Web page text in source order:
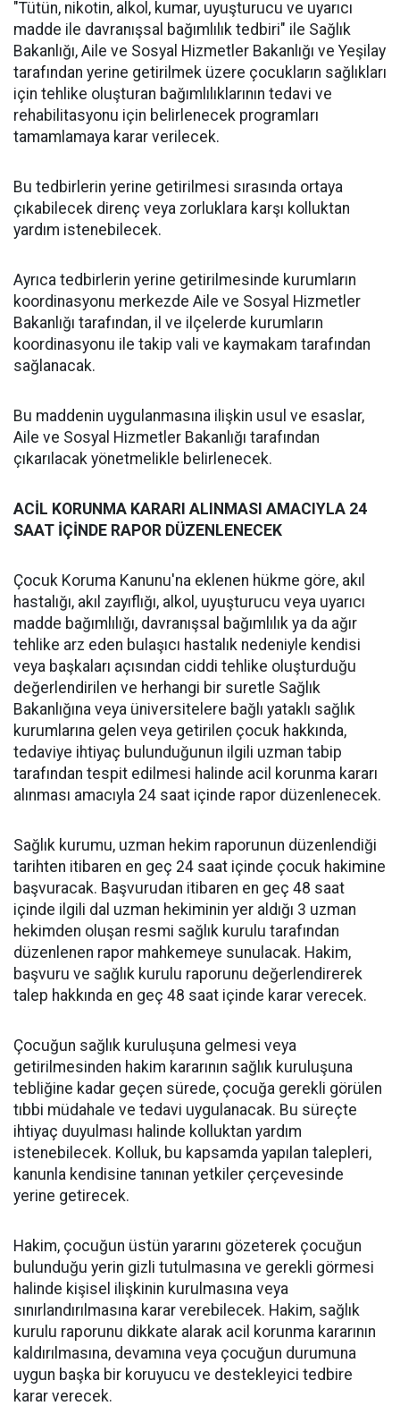
"Tütün, nikotin, alkol, kumar, uyuşturucu ve uyarıcı
madde ile davranışsal bağımlılık tedbiri" ile Sağlık
Bakanlığı, Aile ve Sosyal Hizmetler Bakanlığı ve Yeşilay
tarafından yerine getirilmek üzere çocukların sağlıkları
için tehlike oluşturan bağımlılıklarının tedavi ve
rehabilitasyonu için belirlenecek programları
tamamlamaya karar verilecek.
Bu tedbirlerin yerine getirilmesi sırasında ortaya
çıkabilecek direnç veya zorluklara karşı kolluktan
yardım istenebilecek.
Ayrıca tedbirlerin yerine getirilmesinde kurumların
koordinasyonu merkezde Aile ve Sosyal Hizmetler
Bakanlığı tarafından, il ve ilçelerde kurumların
koordinasyonu ile takip vali ve kaymakam tarafından
sağlanacak.
Bu maddenin uygulanmasına ilişkin usul ve esaslar,
Aile ve Sosyal Hizmetler Bakanlığı tarafından
çıkarılacak yönetmelikle belirlenecek.
ACİL KORUNMA KARARI ALINMASI AMACIYLA 24
SAAT İÇİNDE RAPOR DÜZENLENECEK
Çocuk Koruma Kanunu'na eklenen hükme göre, akıl
hastalığı, akıl zayıflığı, alkol, uyuşturucu veya uyarıcı
madde bağımlılığı, davranışsal bağımlılık ya da ağır
tehlike arz eden bulaşıcı hastalık nedeniyle kendisi
veya başkaları açısından ciddi tehlike oluşturduğu
değerlendirilen ve herhangi bir suretle Sağlık
Bakanlığına veya üniversitelere bağlı yataklı sağlık
kurumlarına gelen veya getirilen çocuk hakkında,
tedaviye ihtiyaç bulunduğunun ilgili uzman tabip
tarafından tespit edilmesi halinde acil korunma kararı
alınması amacıyla 24 saat içinde rapor düzenlenecek.
Sağlık kurumu, uzman hekim raporunun düzenlendiği
tarihten itibaren en geç 24 saat içinde çocuk hakimine
başvuracak. Başvurudan itibaren en geç 48 saat
içinde ilgili dal uzman hekiminin yer aldığı 3 uzman
hekimden oluşan resmi sağlık kurulu tarafından
düzenlenen rapor mahkemeye sunulacak. Hakim,
başvuru ve sağlık kurulu raporunu değerlendirerek
talep hakkında en geç 48 saat içinde karar verecek.
Çocuğun sağlık kuruluşuna gelmesi veya
getirilmesinden hakim kararının sağlık kuruluşuna
tebliğine kadar geçen sürede, çocuğa gerekli görülen
tıbbi müdahale ve tedavi uygulanacak. Bu süreçte
ihtiyaç duyulması halinde kolluktan yardım
istenebilecek. Kolluk, bu kapsamda yapılan talepleri,
kanunla kendisine tanınan yetkiler çerçevesinde
yerine getirecek.
Hakim, çocuğun üstün yararını gözeterek çocuğun
bulunduğu yerin gizli tutulmasına ve gerekli görmesi
halinde kişisel ilişkinin kurulmasına veya
sınırlandırılmasına karar verebilecek. Hakim, sağlık
kurulu raporunu dikkate alarak acil korunma kararının
kaldırılmasına, devamına veya çocuğun durumuna
uygun başka bir koruyucu ve destekleyici tedbire
karar verecek.